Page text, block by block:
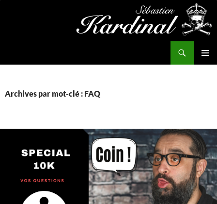
Archives par mot-clé : FAQ